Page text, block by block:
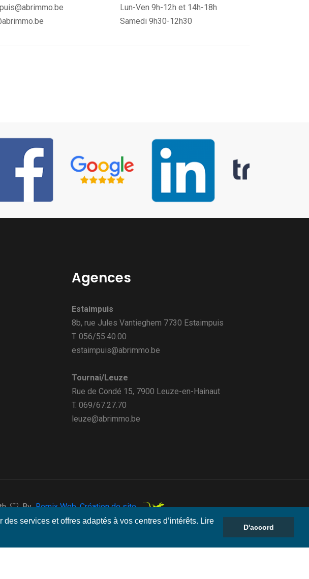
services et offres adaptés à vos centres d’intérêts. Lire
D'accord
Lun-Ven 9h-12h et 14h-18h
Samedi 9h30-12h30
Agences
Estaimpuis
8b, rue Jules Vantieghem 7730 Estaimpuis
T. 056/55.40.00
estaimpuis@abrimmo.be
Tournai/Leuze
Rue de Condé 15, 7900 Leuze-en-Hainaut
T. 069/67.27.70
leuze@abrimmo.be
ByRemix Web, Création de site.